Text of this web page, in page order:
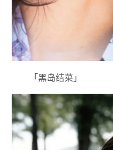
「黑岛结菜」